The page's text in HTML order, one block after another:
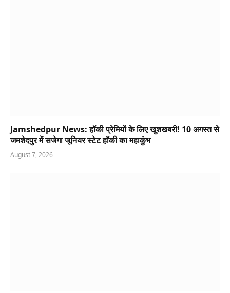
Jamshedpur News: हॉकी प्रेमियों के लिए खुशखबरी! 10 अगस्त से
जमशेदपुर में सजेगा जूनियर स्टेट हॉकी का महाकुंभ
August 7, 2026